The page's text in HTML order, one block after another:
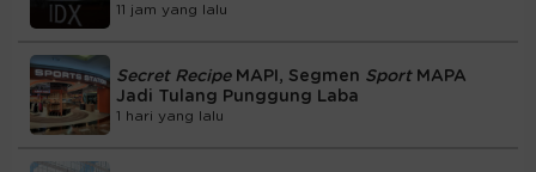
11 jam yang lalu
Secret RecipeMAPI, Segmen Sport MAPA
Jadi Tulang Punggung Laba
1 hari yang lalu